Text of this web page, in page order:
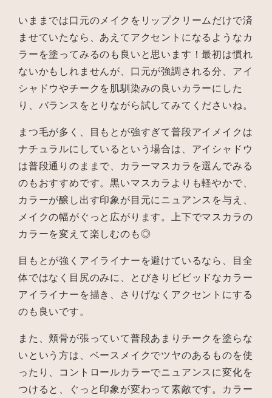
いままでは口元のメイクをリップクリームだけで済
ませていたなら、あえてアクセントになるようなカ
ラーを塗ってみるのも良いと思います！最初は慣れ
ないかもしれませんが、口元が強調される分、アイ
シャドウやチークを肌馴染みの良いカラーにした
り、バランスをとりながら試してみてくださいね。
まつ毛が多く、目もとが強すぎて普段アイメイクは
ナチュラルにしているという場合は、アイシャドウ
は普段通りのままで、カラーマスカラを選んでみる
のもおすすめです。黒いマスカラよりも軽やかで、
カラーが醸し出す印象が目元にニュアンスを与え、
メイクの幅がぐっと広がります。上下でマスカラの
カラーを変えて楽しむのも◎
目もとが強くアイライナーを避けているなら、目全
体ではなく目尻のみに、とびきりビビッドなカラー
アイライナーを描き、さりげなくアクセントにする
のも良いです。
また、頬骨が張っていて普段あまりチークを塗らな
いという方は、ベースメイクでツヤのあるものを使
ったり、コントロールカラーでニュアンスに変化を
つけると、ぐっと印象が変わって素敵です。カラー